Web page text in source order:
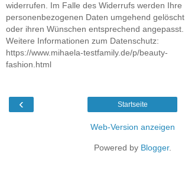
widerrufen. Im Falle des Widerrufs werden Ihre
personenbezogenen Daten umgehend gelöscht
oder ihren Wünschen entsprechend angepasst.
Weitere Informationen zum Datenschutz:
https://www.mihaela-testfamily.de/p/beauty-
fashion.html
‹ Startseite
Web-Version anzeigen
Powered by Blogger.